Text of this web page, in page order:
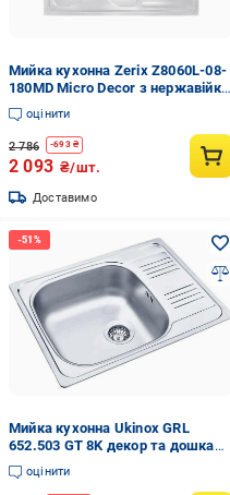
Мийка кухонна Zerix Z8060L-08-
180MD Micro Decor з нержавійки
накладна прямокутна (ZS0605)
оцінити
2 786 -693₴
2 093 ₴/шт.
Доставимо
Мийка кухонна Ukinox GRL
652.503 GT 8K декор та дошка
кухонна обробна
оцінити